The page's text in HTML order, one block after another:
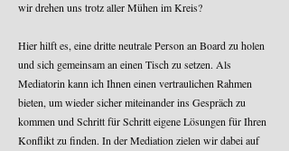
wir drehen uns trotz aller Mühen im Kreis?
Hier hilft es, eine dritte neutrale Person an Board zu holen
und sich gemeinsam an einen Tisch zu setzen. Als
Mediatorin kann ichIhnen einen vertraulichen Rahmen
bieten, um wieder sicher miteinander ins Gespräch zu
kommen und Schritt für Schritt eigene Lösungen für Ihren
Konflikt zu finden. In der Mediation zielen wir dabei auf